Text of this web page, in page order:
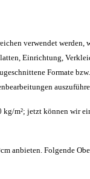
verwendet werden,
Einrichtung,
Formate
kg/m²; jetzt können wir
anbieten. Folgende